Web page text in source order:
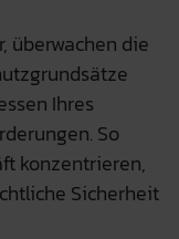
überwachen die
Ihres
So
konzentrieren,
Sicherheit